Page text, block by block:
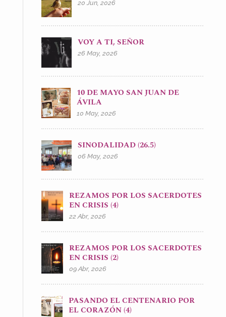
20 Jun, 2026
VOY A TI, SEÑOR
26 May, 2026
10 DE MAYO SAN JUAN DE
ÁVILA
10 May, 2026
SINODALIDAD (26.5)
06 May, 2026
REZAMOS POR LOS SACERDOTES
EN CRISIS (4)
22 Abr, 2026
REZAMOS POR LOS SACERDOTES
EN CRISIS (2)
09 Abr, 2026
PASANDO EL CENTENARIO POR
EL CORAZÓN (4)